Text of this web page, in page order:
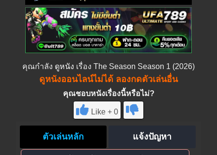
คุณกำลัง ดูหนัง เรื่อง The Season Season 1 (2026)
ดูหนังออนไลน์ไม่ได้ ลองกดตัวเล่นอื่น
คุณชอบหนังเรื่องนี้หรือไม่?
Like + 0
ตัวเล่นหลัก แจ้งปัญหา